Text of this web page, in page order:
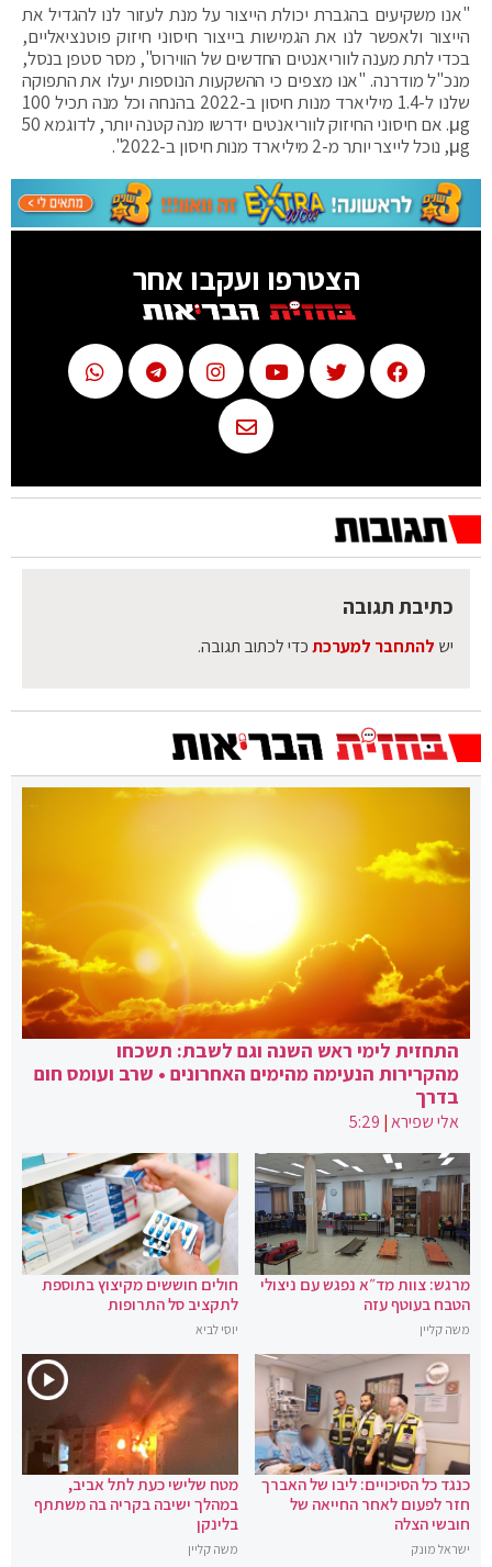
"אנו משקיעים בהגברת יכולת הייצור על מנת לעזור לנו להגדיל את
הייצור ולאפשר לנו את הגמישות בייצור חיסוני חיזוק פוטנציאליים,
בכדי לתת מענה לווריאנטים החדשים של הווירוס", מסר סטפן בנסל,
מנכ"ל מודרנה. "אנו מצפים כי ההשקעות הנוספות יעלו את התפוקה
שלנו ל-1.4 מיליארד מנות חיסון ב-2022 בהנחה וכל מנה תכיל 100
μg. אם חיסוני החיזוק לווריאנטים ידרשו מנה קטנה יותר, לדוגמא 50
μg, נוכל לייצר יותר מ-2 מיליארד מנות חיסון ב-2022".
הצטרפו ועקבו אחר
כתיבת תגובה
יש להתחבר למערכתכדי לכתוב תגובה.
התחזית לימי ראש השנה וגם לשבת: תשכחו
מהקרירות הנעימה מהימים האחרונים • שרב ועומס חום
בדרך
אלי שפירא|
5:29
מרגש: צוות מד״א נפגש עם ניצולי
הטבח בעוטף עזה
משה קליין
חולים חוששים מקיצוץ בתוספת
לתקציב סל התרופות
יוסי לביא
כנגד כל הסיכויים: ליבו של האברך
חזר לפעום לאחר החייאה של
חובשי הצלה
ישראל מונק
מטח שלישי כעת לתל אביב,
במהלך ישיבה בקריה בה משתתף
בלינקן
משה קליין